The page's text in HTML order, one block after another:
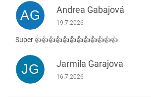
AG Andrea Gabajová
Hodnocení obchodu je 5 z 5
19.7.2026
Super 👍👍👍👍👍👍👍👍👍👍👍👍
JG Jarmila Garajova
Hodnocení obchodu je 5 z 5
16.7.2026